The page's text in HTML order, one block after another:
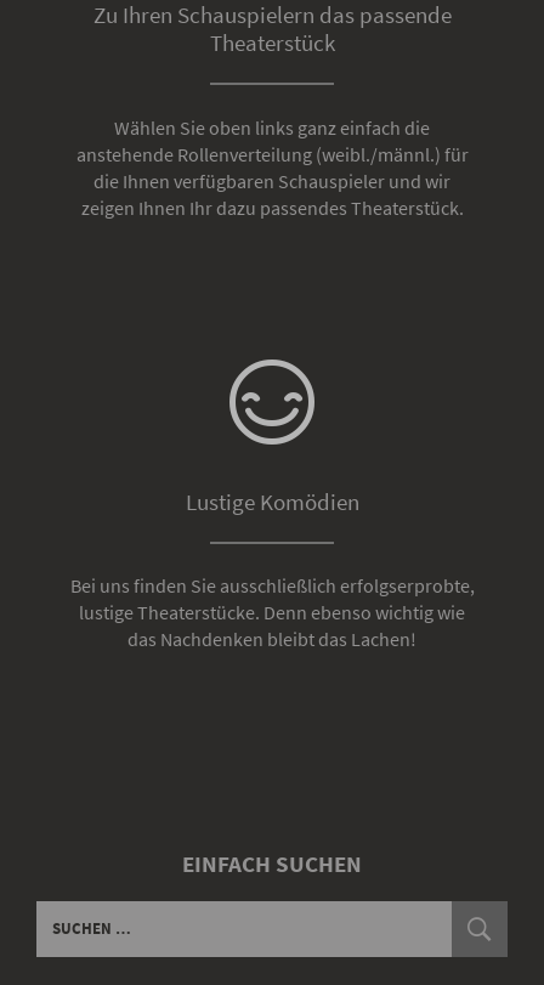
Zu Ihren Schauspielern das passende
Theaterstück
Wählen Sie oben links ganz einfach die
anstehende Rollenverteilung (weibl./männl.) für
die Ihnen verfügbaren Schauspieler und wir
zeigen Ihnen Ihr dazu passendes Theaterstück.
Lustige Komödien
Bei uns finden Sie ausschließlich erfolgserprobte,
lustige Theaterstücke. Denn ebenso wichtig wie
das Nachdenken bleibt das Lachen!
EINFACH SUCHEN